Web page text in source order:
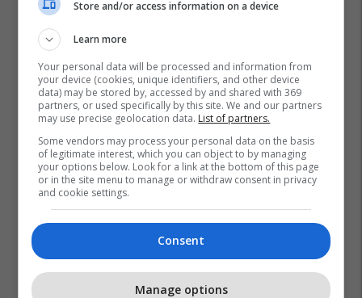
Pilates Ushtrime Pilates Në Mur
Store and/or access information on a device
Learn more
Your personal data will be processed and information from
your device (cookies, unique identifiers, and other device
data) may be stored by, accessed by and shared with 369
partners, or used specifically by this site. We and our partners
may use precise geolocation data. List of partners.
Some vendors may process your personal data on the basis
of legitimate interest, which you can object to by managing
your options below. Look for a link at the bottom of this page
or in the site menu to manage or withdraw consent in privacy
and cookie settings.
Consent
Manage options